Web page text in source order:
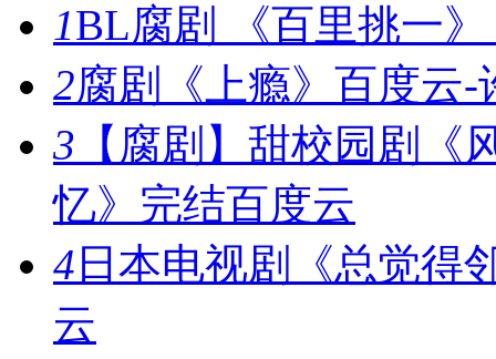
1BL腐剧 《百里挑一
2腐剧《上瘾》百度云
3 【腐剧】甜校园剧《
忆》完结百度云
4 日本电视剧《总觉得
云